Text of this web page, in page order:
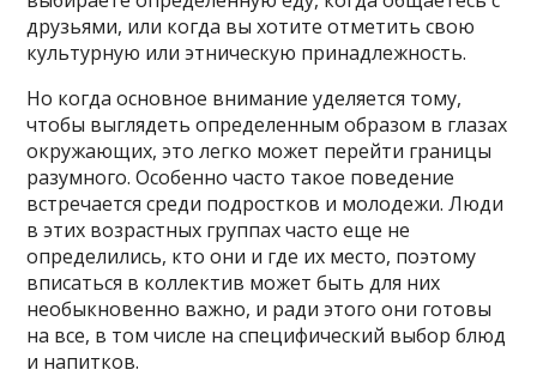
друзьями, или когда вы хотите отметить свою
культурную или этническую принадлежность.
Но когда основное внимание уделяется тому,
чтобы выглядеть определенным образом в глазах
окружающих, это легко может перейти границы
разумного. Особенно часто такое поведение
встречается среди подростков и молодежи. Люди
в этих возрастных группах часто еще не
определились, кто они и где их место, поэтому
вписаться в коллектив может быть для них
необыкновенно важно, и ради этого они готовы
на все, в том числе на специфический выбор блюд
и напитков.